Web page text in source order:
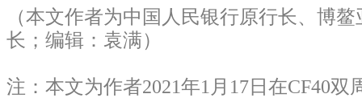
（本文作者为中国人民银行原行长、博
长；编辑：袁满）
注：本文为作者2021年1月17日在CF40双